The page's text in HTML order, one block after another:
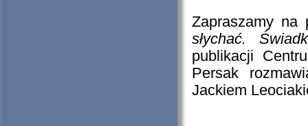
Zapraszamy
słychać.
publikacji
Persak
Jackiem